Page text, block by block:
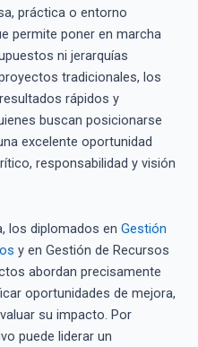
práctica o entorno
permite poner en marcha
ni jerarquías
tradicionales, los
rápidos y
buscan posicionarse
excelente oportunidad
responsabilidad y visión
los diplomados en Gestión
y en Gestión de Recursos
abordan precisamente
oportunidades de mejora,
su impacto. Por
puede liderar un